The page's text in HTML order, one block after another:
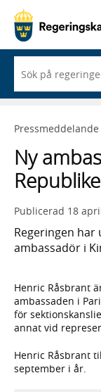
du
börjar
skriva
framträder
lista
med
sökförslag
Ny
Publicerad 18
Regeringen
ambassadör i
Henric Råsbrant
ambassaden i
för
annat vid
Henric Råsbrant
september i år.